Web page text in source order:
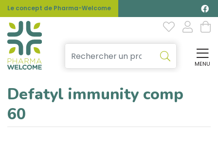
Le concept de Pharma-Welcome
MENU
Defatyl immunity comp
60